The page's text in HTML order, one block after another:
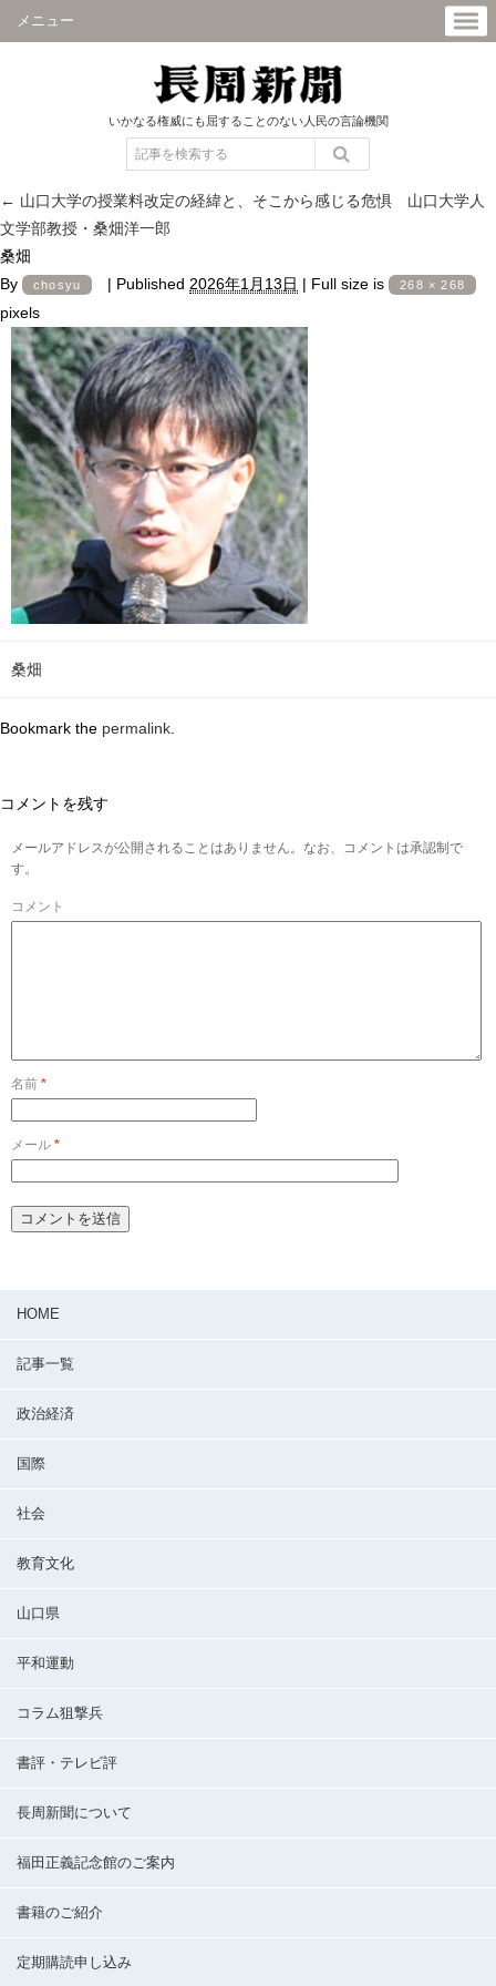
メニュー
いかなる権威にも屈することのない人民の言論機関
← 山口大学の授業料改定の経緯と、そこから感じる危惧 山口大学人
文学部教授・桑畑洋一郎
桑畑
By
chosyu | Published 2026年1月13日 | Full size is 268 × 268
pixels
桑畑
Bookmark the permalink
コメントを残す
メールアドレスが公開されることはありません。なお、コメントは承認制で
す。
コメント
名前 *
メール *
HOME
記事一覧
政治経済
国際
社会
教育文化
山口県
平和運動
コラム狙撃兵
書評・テレビ評
長周新聞について
福田正義記念館のご案内
書籍のご紹介
定期購読申し込み